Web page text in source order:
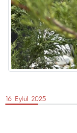
16 Eylül 2025